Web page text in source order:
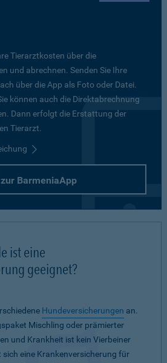
Tierarztkosten über die
und abrechnen. Senden Sie Ihre
über die App als Foto oder Datei.
können auch die Direktabrechnung
Dann erfolgt die Erstattung der
Tierarzt.
zur BarmeniaApp
ist eine
geeignet?
Hundeversicherungen an.
Mischling oder prämierter
und Krankheit ist kein Vierbeiner
eine Krankenversicherung für